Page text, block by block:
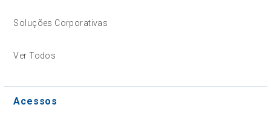
Soluções Corporativas
Ver Todos
Acessos